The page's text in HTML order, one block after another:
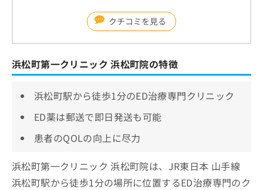
クチコミを見る
浜松町第一クリニック 浜松町院の特徴
浜松町駅から徒歩1分のED治療専門クリニック
ED薬は郵送で即日発送も可能
患者のQOLの向上に尽力
浜松町第一クリニック 浜松町院は、JR東日本 山手線
浜松町駅から徒歩1分の場所に位置するED治療専門のク